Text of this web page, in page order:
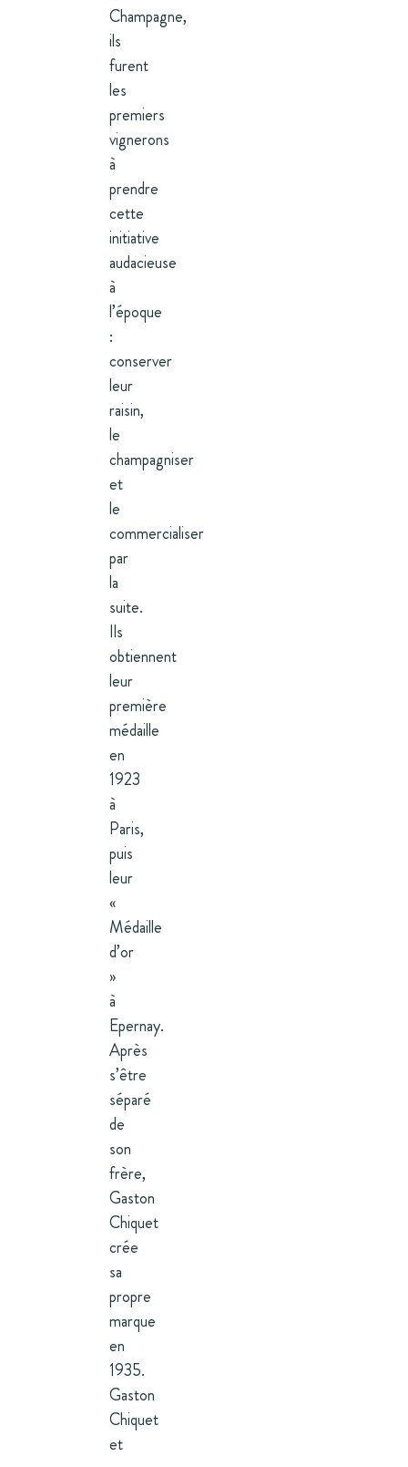
Champagne,
ils
furent
les
premiers
vignerons
à
prendre
cette
initiative
audacieuse
à
l’époque
:
conserver
leur
raisin,
le
champagniser
et
le
commercialiser
par
la
suite.
Ils
obtiennent
leur
première
médaille
en
1923
à
Paris,
puis
leur
«
Médaille
d’or
»
à
Epernay.
Après
s’être
séparé
de
son
frère,
Gaston
Chiquet
crée
sa
propre
marque
en
1935.
Gaston
Chiquet
et